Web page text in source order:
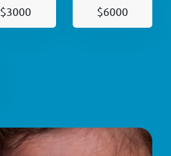
$3000 $6000